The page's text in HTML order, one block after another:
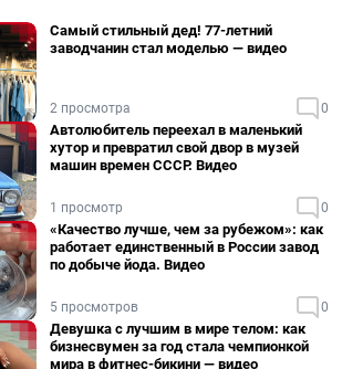
Самый стильный дед! 77-летний
заводчанин стал моделью — видео
2 просмотра 0
Автолюбитель переехал в маленький
хутор и превратил свой двор в музей
машин времен СССР. Видео
1 просмотр 0
«Качество лучше, чем за рубежом»: как
работает единственный в России завод
по добыче йода. Видео
5 просмотров 0
Девушка с лучшим в мире телом: как
бизнесвумен за год стала чемпионкой
мира в фитнес-бикини — видео